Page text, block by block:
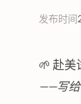
发布时间
🌱 赴美
——写给